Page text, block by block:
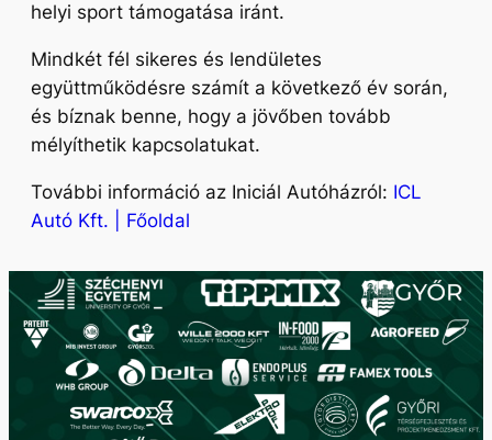
helyi sport támogatása iránt.
Mindkét fél sikeres és lendületes
együttműködésre számít a következő év során,
és bíznak benne, hogy a jövőben tovább
mélyíthetik kapcsolatukat.
További információ az Iniciál Autóházról: ICL
Autó Kft. | Főoldal